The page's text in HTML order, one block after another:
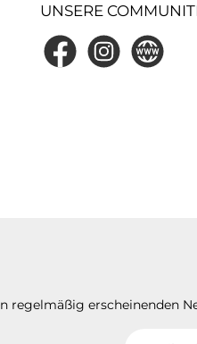
UNSERE
FacebookInstagramWebsite
regelmäßig erscheinenden